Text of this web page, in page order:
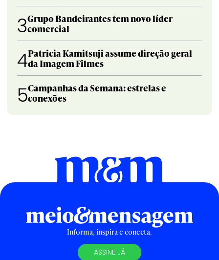
3Grupo Bandeirantes tem novo líder
comercial
4Patricia Kamitsuji assume direção geral
da Imagem Filmes
5Campanhas da Semana: estrelas e
conexões
Informa, inspira e conecta.
ASSINE JÁ